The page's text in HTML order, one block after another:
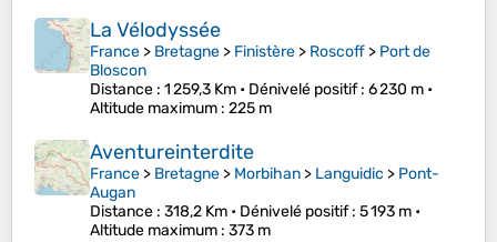
La Vélodyssée
France > Bretagne > Finistère > Roscoff > Port de
Bloscon
Distance : 1 259,3 Km • Dénivelé positif: 6 230 m •
Altitude maximum : 225 m
Aventureinterdite
France > Bretagne > Morbihan > Languidic > Pont-
Augan
Distance : 318,2 Km • Dénivelé positif: 5 193 m •
Altitude maximum : 373 m